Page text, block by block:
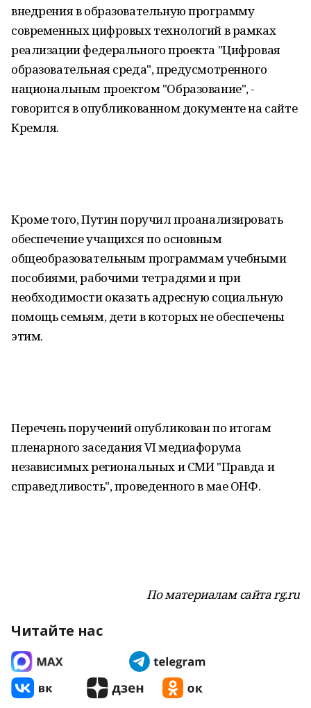
внедрения в образовательную программу
современных цифровых технологий в рамках
реализации федерального проекта "Цифровая
образовательная среда", предусмотренного
национальным проектом "Образование", -
говорится в опубликованном документе на сайте
Кремля.
Кроме того, Путин поручил проанализировать
обеспечение учащихся по основным
общеобразовательным программам учебными
пособиями, рабочими тетрадями и при
необходимости оказать адресную социальную
помощь семьям, дети в которых не обеспечены
этим.
Перечень поручений опубликован по итогам
пленарного заседания VI медиафорума
независимых региональных и СМИ "Правда и
справедливость", проведенного в мае ОНФ.
По материалам сайта rg.ru
Читайте нас